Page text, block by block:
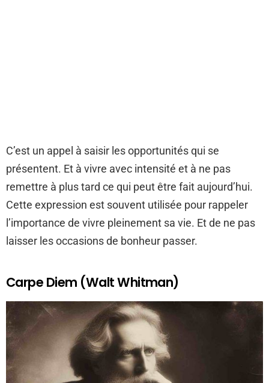
C’est un appel à saisir les opportunités qui se
présentent. Et à vivre avec intensité et à ne pas
remettre à plus tard ce qui peut être fait aujourd’hui.
Cette expression est souvent utilisée pour rappeler
l’importance de vivre pleinement sa vie. Et de ne pas
laisser les occasions de bonheur passer.
Carpe Diem (Walt Whitman)